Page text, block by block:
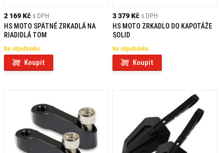
2 169 Kč s DPH
HS MOTO SPÄTNÉ ZRKADLÁ NA
RIADIDLÁ TOM
Na objednávku
Koupit
3 379 Kč s DPH
HS MOTO ZRKADLO DO KAPOTÁŽE
SOLID
Na objednávku
Koupit